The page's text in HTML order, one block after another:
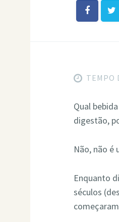
TEMPO
Qual
digestão,
Não, não é
Enquanto
séculos